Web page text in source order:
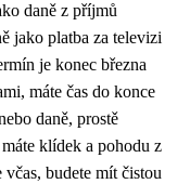
daně z příjmů
jako platba za televizi
je konec března
máte čas do konce
daně, prostě
klídek a pohodu z
budete mít čistou